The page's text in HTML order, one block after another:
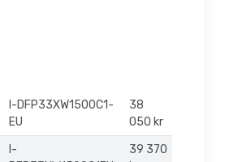
I-DFP33XW1500C1-
EU
38
050 kr
I-
39 370